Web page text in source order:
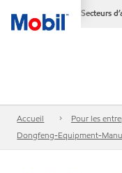
Secteurs
Accueil Pour les
Dongfeng-Equipment-